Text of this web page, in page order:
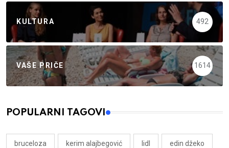
KULTURA 492
VAŠE PRIČE 1614
POPULARNI TAGOVI
bruceloza kerim alajbegović lidl edin džeko